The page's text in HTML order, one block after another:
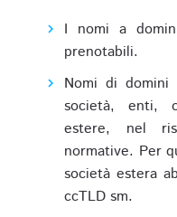
I nomi a
prenotabili.
Nomi di domini
società, enti,
estere, nel
normative. Per
società estera
ccTLD sm.